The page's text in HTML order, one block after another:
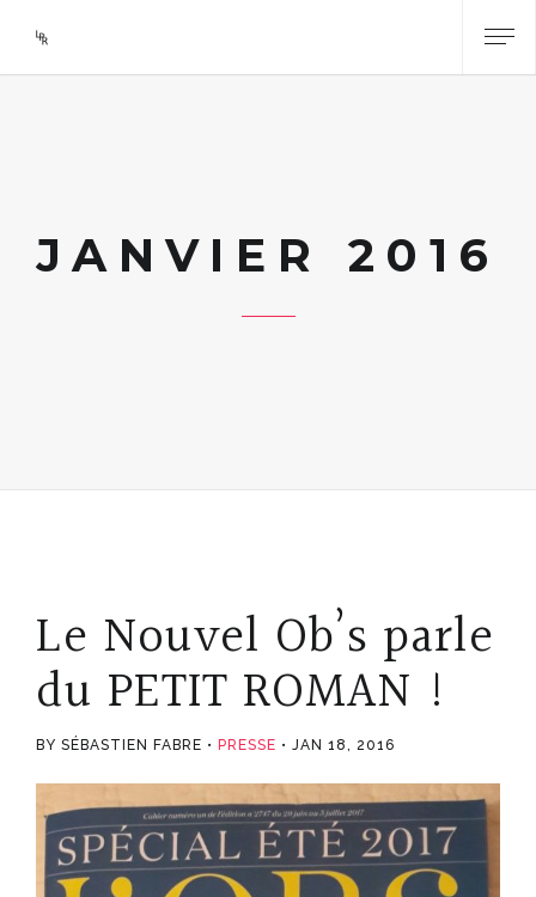
JANVIER 2016
Le Nouvel Ob’s parle
du PETIT ROMAN !
BY SÉBASTIEN FABRE PRESSE JAN 18, 2016